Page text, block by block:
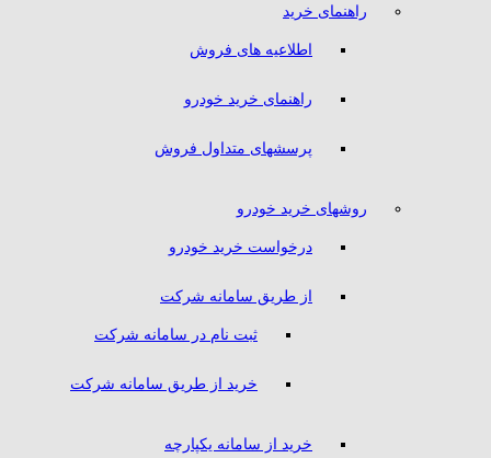
راهنمای خرید
اطلاعیه های فروش
راهنمای خرید خودرو
پرسشهای متداول فروش
روشهای خرید خودرو
درخواست خرید خودرو
از طریق سامانه شرکت
ثبت نام در سامانه شرکت
خرید از طریق سامانه شرکت
خرید از سامانه یکپارچه